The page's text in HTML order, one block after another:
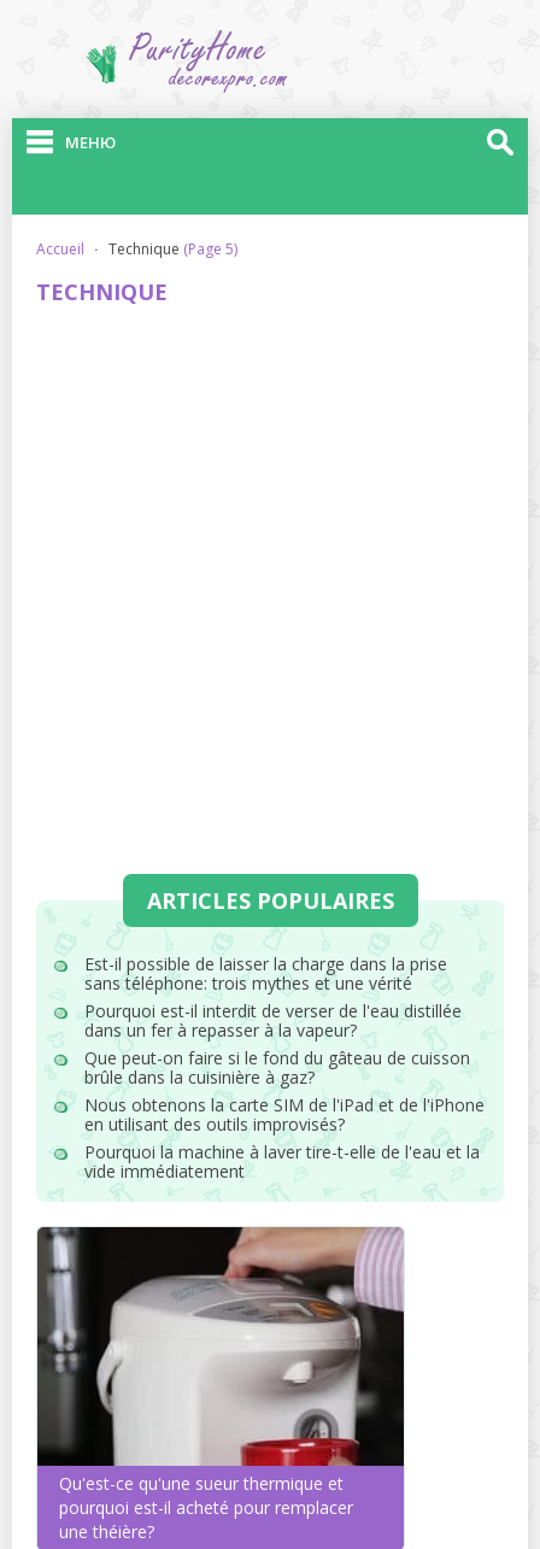
МЕНЮ
accueil · technique (Page 5)
TECHNIQUE
ARTICLES POPULAIRES
Est-il possible de laisser la charge dans la prise
sans téléphone: trois mythes et une vérité
Pourquoi est-il interdit de verser de l'eau distillée
dans un fer à repasser à la vapeur?
Que peut-on faire si le fond du gâteau de cuisson
brûle dans la cuisinière à gaz?
Nous obtenons la carte SIM de l'iPad et de l'iPhone
en utilisant des outils improvisés?
Pourquoi la machine à laver tire-t-elle de l'eau et la
vide immédiatement
Qu'est-ce qu'une sueur thermique et
pourquoi est-il acheté pour remplacer
une théière?